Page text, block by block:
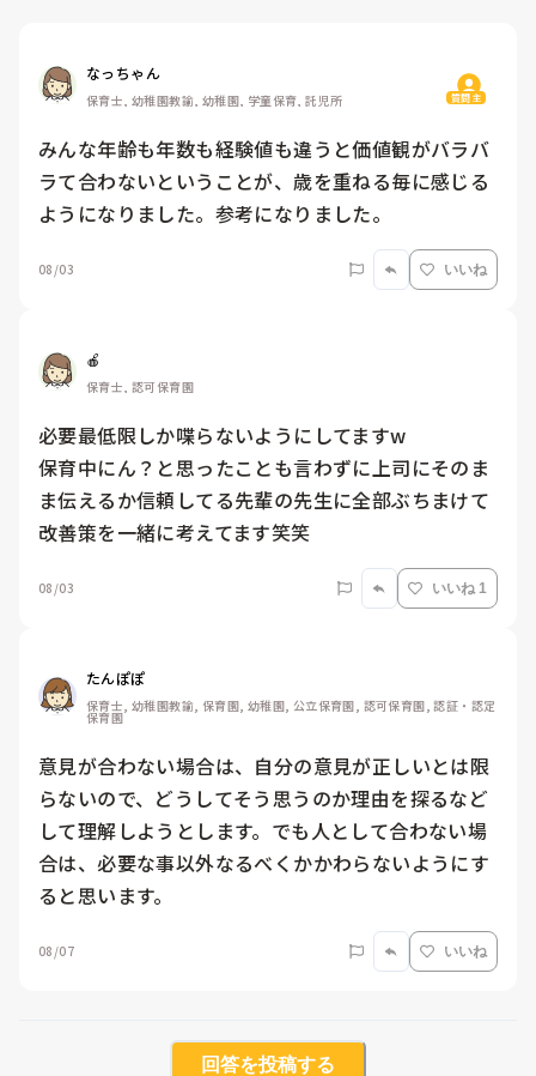
なっちゃん
保育士, 幼稚園教諭, 幼稚園, 学童保育, 託児所 質問主
みんな年齢も年数も経験値も違うと価値観がバラバ
ラて合わないということが、歳を重ねる毎に感じる
ようになりました。参考になりました。
08/03 いいね
🍎
保育士, 認可保育園
必要最低限しか喋らないようにしてますw
保育中にん？と思ったことも言わずに上司にそのま
ま伝えるか信頼してる先輩の先生に全部ぶちまけて
改善策を一緒に考えてます笑笑
08/03 いいね 1
たんぽぽ
保育士, 幼稚園教諭, 保育園, 幼稚園, 公立保育園, 認可保育園, 認証・認定
保育園
意見が合わない場合は、自分の意見が正しいとは限
らないので、どうしてそう思うのか理由を探るなど
して理解しようとします。でも人として合わない場
合は、必要な事以外なるべくかかわらないようにす
ると思います。
08/07 いいね
回答を投稿する